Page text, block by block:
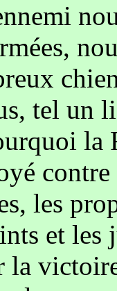
tel un
la
les
et les
la